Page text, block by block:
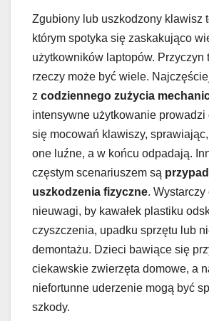
Zgubiony lub uszkodzony klawisz
którym spotyka się zaskakująco
użytkowników laptopów. Przyczyn
rzeczy może być wiele.
z codziennego zużycia
intensywne użytkowanie prowadzi
się mocowań klawiszy,
one luźne, a w końcu odpadają.
częstym scenariuszem są
uszkodzenia fizyczne. Wystarczy
nieuwagi, by kawałek plastiku
czyszczenia, upadku sprzętu lub
demontażu. Dzieci bawiące się
ciekawskie zwierzęta domowe, a
niefortunne uderzenie mogą być
szkody.